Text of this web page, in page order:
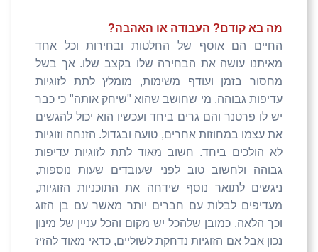
מה בא קודם? העבודה או האהבה?
החיים הם אוסף של החלטות ובחירות וכל אחד
מאיתנו עושה את הבחירה שלו בקצב שלו. אך בשל
מחסור בזמן ועודף משימות, מומלץ לתת לזוגיות
עדיפות גבוהה. מי שחושב שהוא "שיחק אותה" כי כבר
יש לו פרטנר והם גרים ביחד ועכשיו הוא יכול להגשים
את עצמו במחוזות אחרים, טועה ובגדול. הזנחה וזוגיות
לא הולכים ביחד. חשוב מאוד לתת לזוגיות עדיפות
גבוהה ולחשוב טוב לפני שעובדים שעות נוספות,
ניגשים לתואר נוסף שידחה את התוכניות הזוגיות,
מעדיפים לבלות עם חברים יותר מאשר עם בן הזוג
וכך הלאה. כמובן שלהכל יש מקום והכל עניין של מינון
נכון אבל אם הזוגיות נדחקת לשוליים, כדאי מאוד להזיז